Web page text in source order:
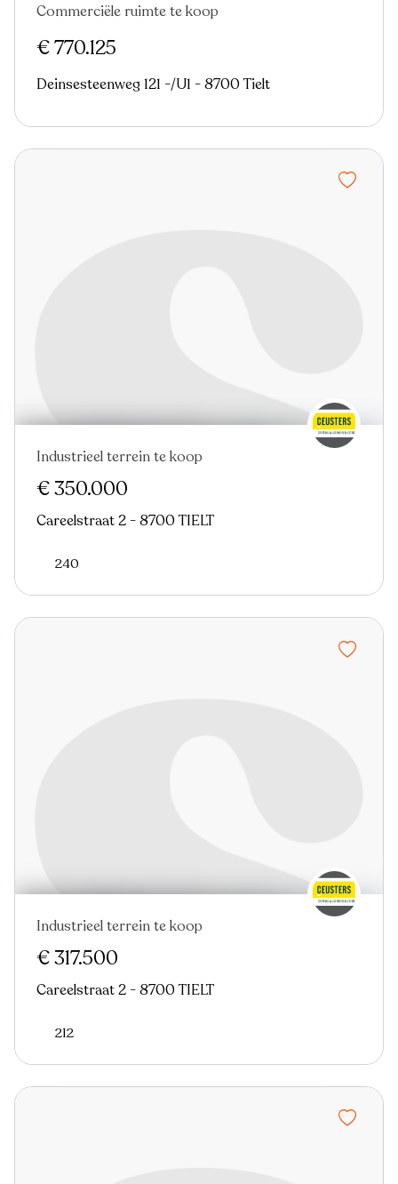
Commerciële ruimte te koop
€ 770.125
Deinsesteenweg 121 -/U1 - 8700 Tielt
Industrieel terrein te koop
€ 350.000
Careelstraat 2 - 8700 TIELT
240
Industrieel terrein te koop
€ 317.500
Careelstraat 2 - 8700 TIELT
212